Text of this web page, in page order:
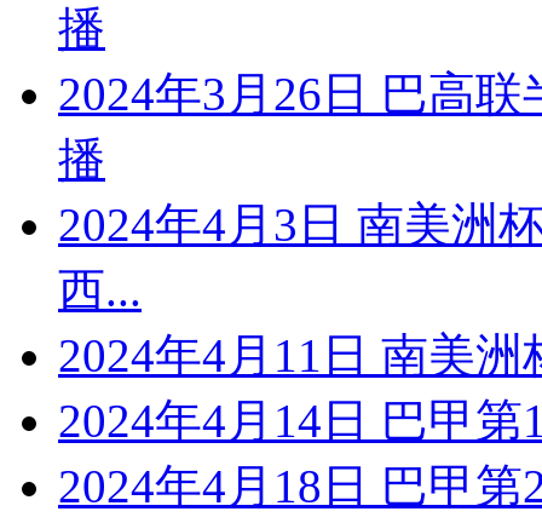
播
2024年3月26日 巴高
播
2024年4月3日 南美洲
西...
2024年4月11日 南美
2024年4月14日 巴甲
2024年4月18日 巴甲